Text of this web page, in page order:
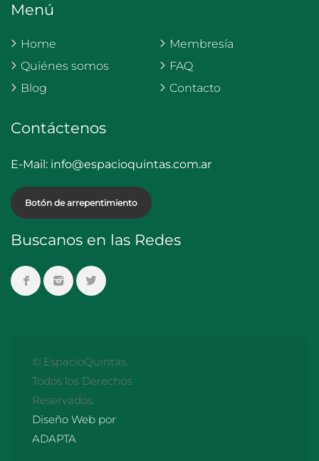
Menú
Home
Quiénes somos
Blog
Membresía
FAQ
Contacto
Contáctenos
E-Mail: info@espacioquintas.com.ar
Botón de arrepentimiento
Buscanos en las Redes
© EspacioQuintas.
Todos los Derechos
Reservados.
Diseño Web por
ADAPTA